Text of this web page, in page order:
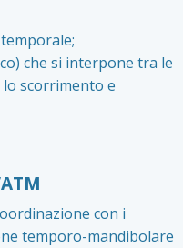
che si interpone tra le
scorrimento e
con i
temporo-mandibolare